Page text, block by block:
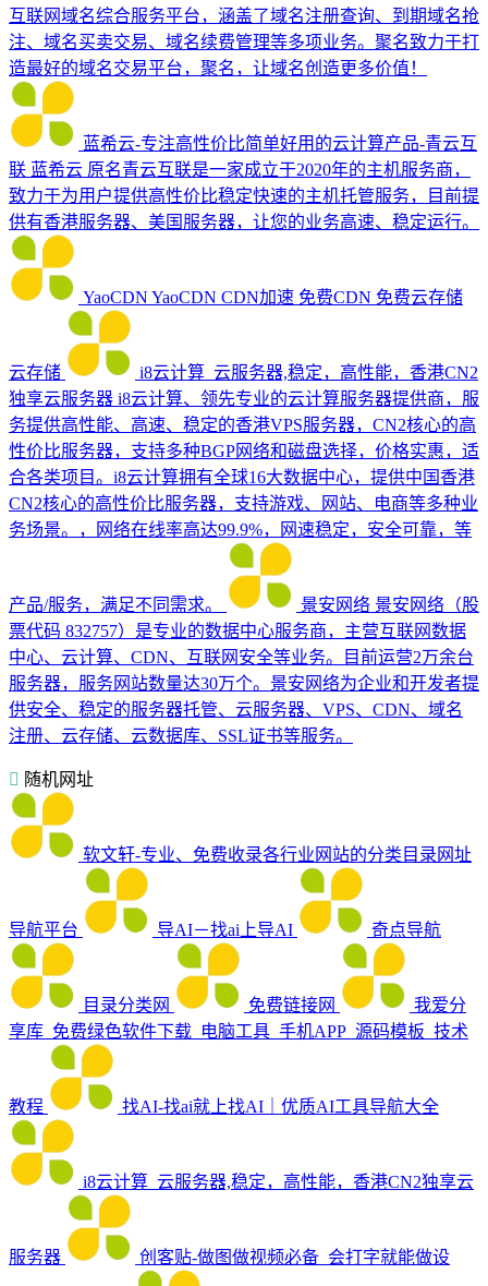
互联网域名综合服务平台，涵盖了域名注册查询、到期域名抢
注、域名买卖交易、域名续费管理等多项业务。聚名致力于打
造最好的域名交易平台，聚名，让域名创造更多价值！
蓝希云-专注高性价比简单好用的云计算产品-青云互
联 蓝希云 原名青云互联是一家成立于2020年的主机服务商，
致力于为用户提供高性价比稳定快速的主机托管服务，目前提
供有香港服务器、美国服务器，让您的业务高速、稳定运行。
YaoCDN YaoCDN CDN加速 免费CDN 免费云存储
云存储
i8云计算_云服务器,稳定，高性能，香港CN2
独享云服务器 i8云计算、领先专业的云计算服务器提供商，服
务提供高性能、高速、稳定的香港VPS服务器，CN2核心的高
性价比服务器，支持多种BGP网络和磁盘选择，价格实惠，适
合各类项目。i8云计算拥有全球16大数据中心，提供中国香港
CN2核心的高性价比服务器，支持游戏、网站、电商等多种业
务场景。，网络在线率高达99.9%，网速稳定，安全可靠，等
产品/服务，满足不同需求。 景安网络 景安网络（股
票代码 832757）是专业的数据中心服务商，主营互联网数据
中心、云计算、CDN、互联网安全等业务。目前运营2万余台
服务器，服务网站数量达30万个。景安网络为企业和开发者提
供安全、稳定的服务器托管、云服务器、VPS、CDN、域名
注册、云存储、云数据库、SSL证书等服务。
随机网址
软文轩-专业、免费收录各行业网站的分类目录网址
导航平台 导AI－找ai上导AI 奇点导航
目录分类网 免费链接网
我爱分
享库_免费绿色软件下载_电脑工具_手机APP_源码模板_技术
教程 找AI-找ai就上找AI｜优质AI工具导航大全
i8云计算_云服务器,稳定，高性能，香港CN2独享云
服务器 创客贴-做图做视频必备_会打字就能做设